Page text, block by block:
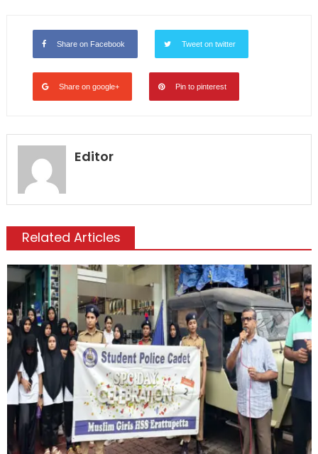
Share on Facebook Tweet on twitter
Share on google+ Pin to pinterest
Editor
Related Articles